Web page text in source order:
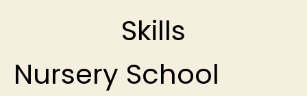
Skills
Nursery School